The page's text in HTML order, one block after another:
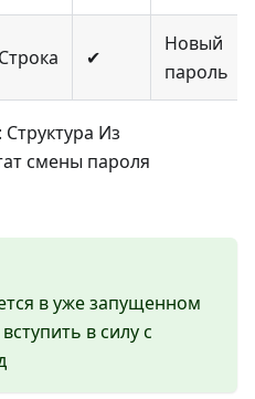
Строка ✔
Новый
пароль
Из
смены пароля
в уже запущенном
в силу с